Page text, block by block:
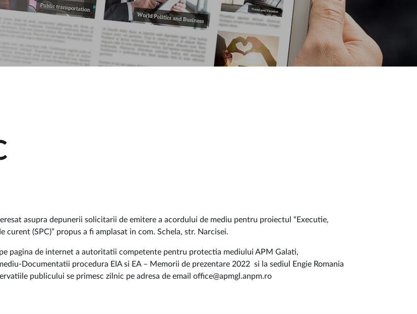
asupra depunerii solicitarii de emitere a acordului de mediu pentru proiectul “Executie,
(SPC)” propus a fi amplasat in com. Schela, str. Narcisei.
pagina de internet a autoritatii competente pentru protectia mediului APM Galati,
Documentatii procedura EIA si EA – Memorii de prezentare 2022 si la sediul Engie Romania
publicului se primesc zilnic pe adresa de email office@apmgl.anpm.ro